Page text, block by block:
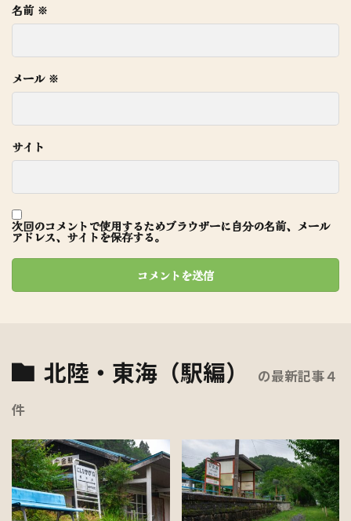
名前 ※
メール ※
サイト
次回のコメントで使用するためブラウザーに自分の名前、メール
アドレス、サイトを保存する。
北陸・東海（駅編） の最新記事４
件